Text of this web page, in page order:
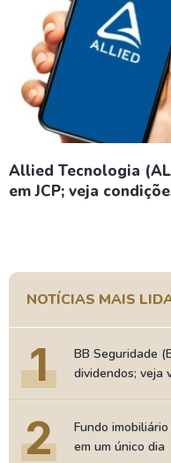
Allied Tecnologia
em JCP; veja
NOTÍCIAS MAIS
1
BB Seguridade
dividendos; veja
2
Fundo
em um único dia